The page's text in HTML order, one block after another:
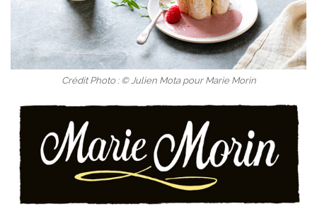
Crédit Photo : © Julien Mota pour Marie Morin